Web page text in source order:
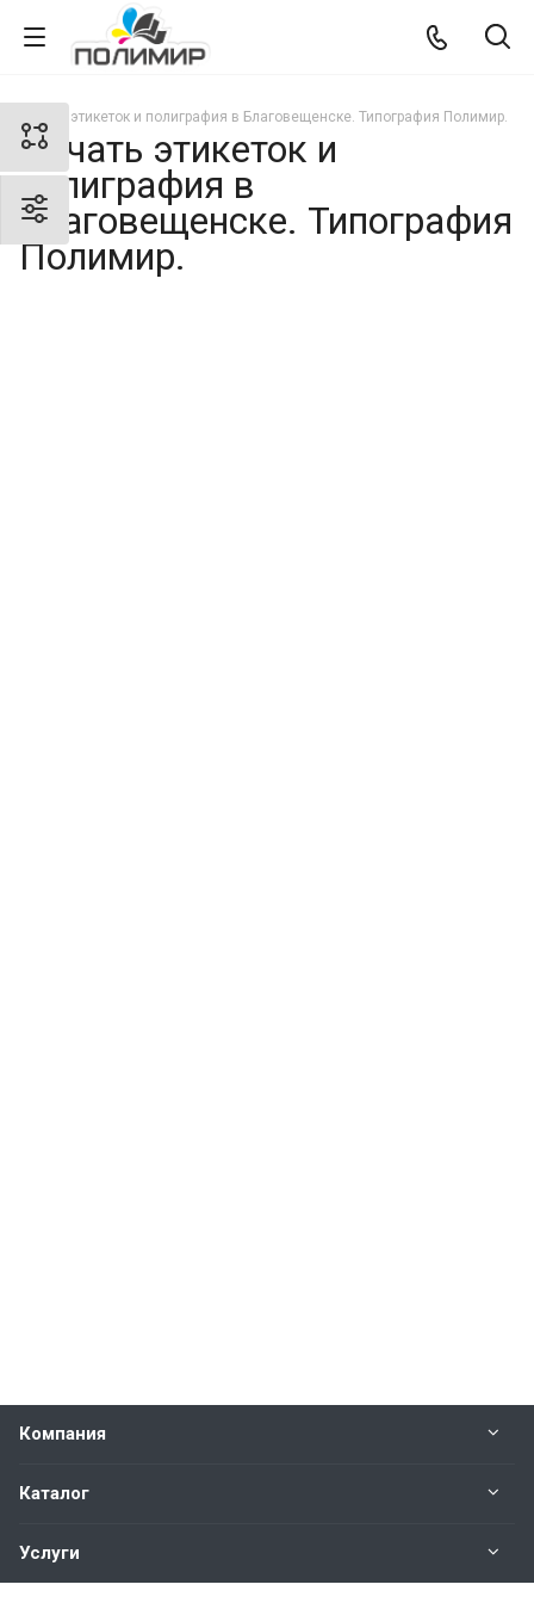
Печать этикеток и полиграфия в Благовещенске. Типография Полимир.
Печать этикеток и
полиграфия в
Благовещенске. Типография
Полимир.
Компания
Каталог
Услуги